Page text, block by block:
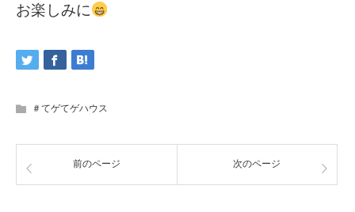
お楽しみに
＃てゲてゲハウス
前のページ 次のページ